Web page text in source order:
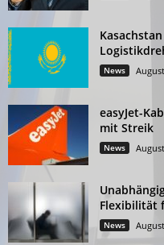
News
easyJet-
mit Streik
News
Flexibilität
News